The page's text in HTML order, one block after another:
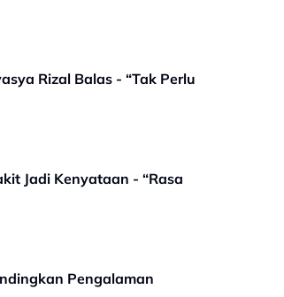
Rizal Balas - “Tak Perlu
Jadi Kenyataan - “Rasa
Pengalaman